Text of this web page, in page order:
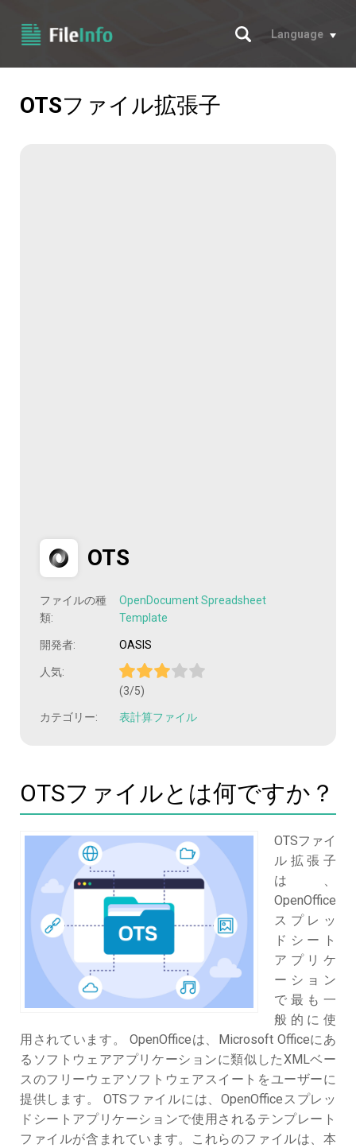
サーチ
Language
OTSファイル拡張子
OTS
ファイルの種
類:
OpenDocument Spreadsheet
Template
開発者: OASIS
人気:
(3/5)
カテゴリー: 表計算ファイル
OTSファイルとは何ですか？
OTSファイ
ル拡張子
は、
OpenOffice
スプレッ
ドシート
アプリケ
ーション
で最も一
般的に使
用されています。 OpenOfficeは、Microsoft Officeにあ
るソフトウェアアプリケーションに類似したXMLベー
スのフリーウェアソフトウェアスイートをユーザーに
提供します。 OTSファイルには、OpenOfficeスプレッ
ドシートアプリケーションで使用されるテンプレート
ファイルが含まれています。これらのファイルは、本